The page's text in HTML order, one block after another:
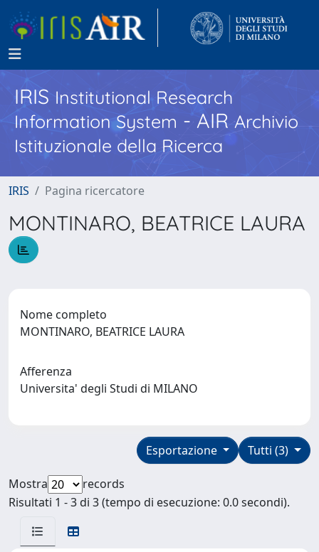
IRISInstitutional Research
Information System - AIR Archivio
Istituzionale della Ricerca
IRIS Pagina ricercatore
MONTINARO, BEATRICE LAURA
Nome completo
MONTINARO, BEATRICE LAURA
Afferenza
Universita' degli Studi di MILANO
Tutti (3)
Esportazione
Mostra
records
Risultati 1 - 3 di 3 (tempo di esecuzione: 0.0 secondi).